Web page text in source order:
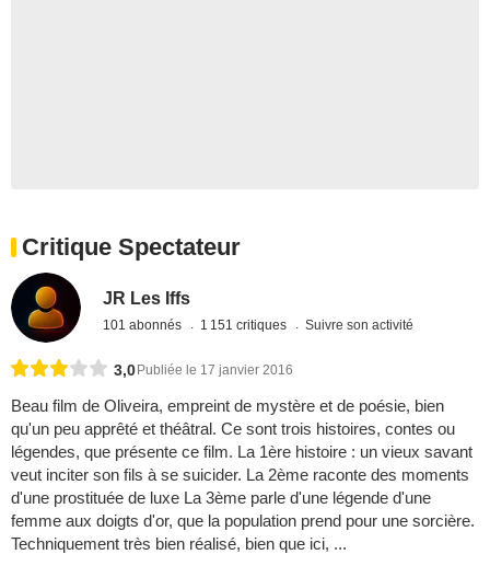
Critique Spectateur
JR Les Iffs
101 abonnés 1 151 critiques Suivre son activité
3,0 Publiée le 17 janvier 2016
Beau film de Oliveira, empreint de mystère et de poésie, bien
qu'un peu apprêté et théâtral. Ce sont trois histoires, contes ou
légendes, que présente ce film. La 1ère histoire : un vieux savant
veut inciter son fils à se suicider. La 2ème raconte des moments
d'une prostituée de luxe La 3ème parle d'une légende d'une
femme aux doigts d'or, que la population prend pour une sorcière.
Techniquement très bien réalisé, bien que ici, ...